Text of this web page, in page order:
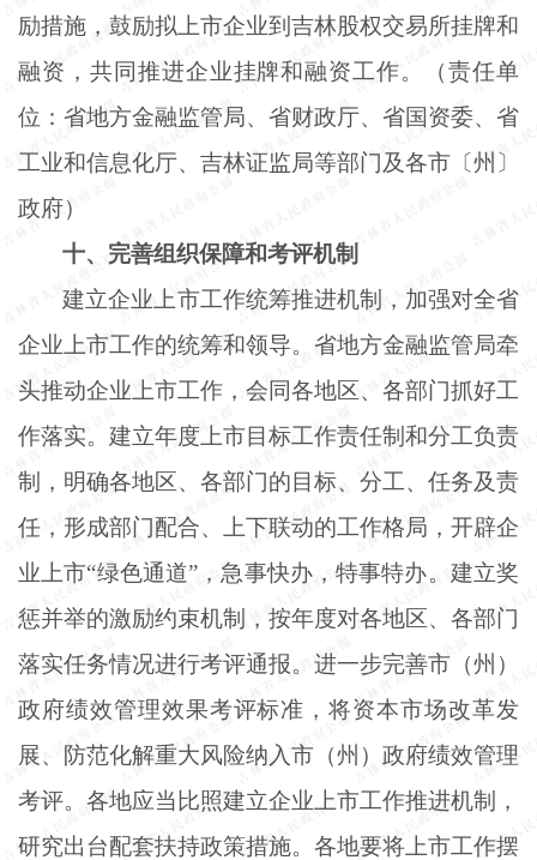
励措施，鼓励拟上市企业到吉林股权交易所挂牌和
融资，共同推进企业挂牌和融资工作。（责任单
位：省地方金融监管局、省财政厅、省国资委、省
工业和信息化厅、吉林证监局等部门及各市〔州〕
政府）
十、完善组织保障和考评机制
建立企业上市工作统筹推进机制，加强对全省
企业上市工作的统筹和领导。省地方金融监管局牵
头推动企业上市工作，会同各地区、各部门抓好工
作落实。建立年度上市目标工作责任制和分工负责
制，明确各地区、各部门的目标、分工、任务及责
任，形成部门配合、上下联动的工作格局，开辟企
业上市“绿色通道”，急事快办，特事特办。建立奖
惩并举的激励约束机制，按年度对各地区、各部门
落实任务情况进行考评通报。进一步完善市（州）
政府绩效管理效果考评标准，将资本市场改革发
展、防范化解重大风险纳入市（州）政府绩效管理
考评。各地应当比照建立企业上市工作推进机制，
研究出台配套扶持政策措施。各地要将上市工作摆